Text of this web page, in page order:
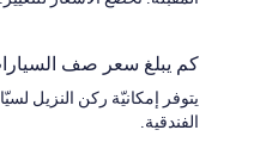
كم يبلغ سعر صف
يتوفر إمكانيّة ركن النزيل
الفندقية.